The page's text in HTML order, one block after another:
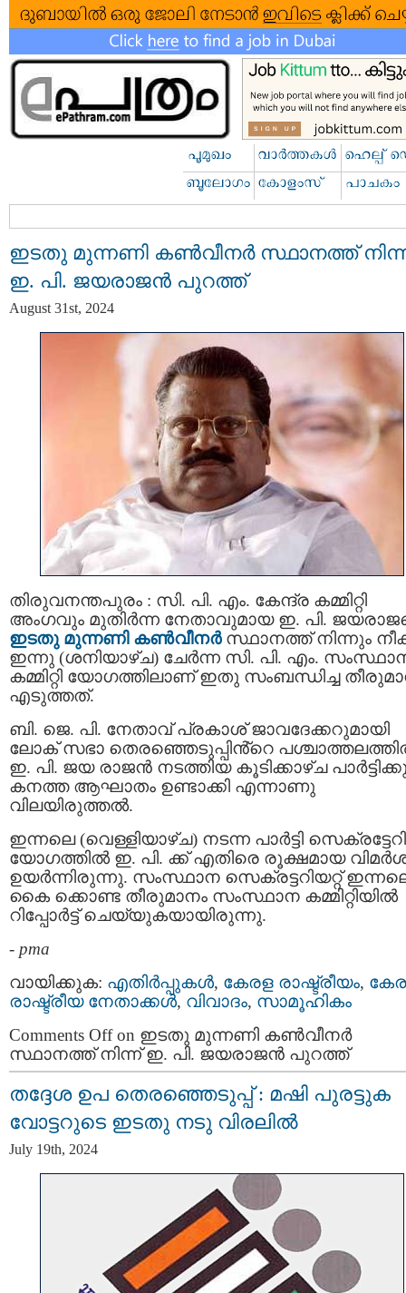
ഇടതു മുന്നണി കണ്‍വീനര്‍ സ്ഥാനത്ത്
ഇ. പി. ജയരാജന്‍ പുറത്ത്‌
August 31st, 2024
തിരുവനന്തപുരം : സി. പി. എം. കേന്ദ്ര കമ്മിറ്റി
അംഗവും മുതിര്‍ന്ന നേതാവുമായ ഇ. പി.
ഇടതു മുന്നണി കണ്‍വീനര്‍സ്ഥാനത്ത് നിന്നും
ഇന്നു (ശനിയാഴ്ച) ചേര്‍ന്ന സി. പി. എം.
കമ്മിറ്റി യോഗത്തിലാണ് ഇതു സംബന്ധിച്ച
എടുത്തത്.
ബി. ജെ. പി. നേതാവ് പ്രകാശ് ജാവദേക്കറുമായി
ലോക് സഭാ തെരഞ്ഞെടുപ്പിൻ്റെ
ഇ. പി. ജയ രാജന്‍ നടത്തിയ കൂടിക്കാഴ്ച
കനത്ത ആഘാതം ഉണ്ടാക്കി എന്നാണു
വിലയിരുത്തൽ.
ഇന്നലെ (വെള്ളിയാഴ്ച) നടന്ന പാർട്ടി
യോഗത്തില്‍ ഇ. പി. ക്ക് എതിരെ രൂക്ഷമായ
ഉയര്‍ന്നിരുന്നു. സംസ്ഥാന സെക്രട്ടറിയറ്റ്
കൈ ക്കൊണ്ട തീരുമാനം സംസ്ഥാന കമ്മിറ്റിയില്‍
റിപ്പോര്‍ട്ട് ചെയ്യുകയായിരുന്നു.
- pma
വായിക്കുക: എതിര്‍പ്പുകള്‍, കേരള രാഷ്ട്രീയം,
രാഷ്ട്രീയ നേതാക്കള്‍, വിവാദം, സാമൂഹികം
Comments Offon ഇടതു മുന്നണി കണ്‍വീനര്‍
സ്ഥാനത്ത് നിന്ന് ഇ. പി. ജയരാജന്‍ പുറത്ത്‌
തദ്ദേശ ഉപ തെരഞ്ഞെടുപ്പ് : മഷി പുരട്ടുക
വോട്ടറുടെ ഇടതു നടു വിരലില്‍
July 19th, 2024